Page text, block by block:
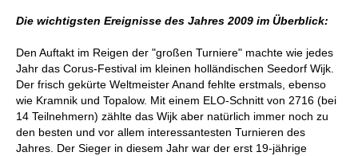
Die wichtigsten Ereignisse des Jahres 2009 im Überblick:
Den Auftakt im Reigen der "großen Turniere" machte wie jedes
Jahr das Corus-Festival im kleinen holländischen Seedorf Wijk.
Der frisch gekürte Weltmeister Anand fehlte erstmals, ebenso
wie Kramnik und Topalow. Mit einem ELO-Schnitt von 2716 (bei
14 Teilnehmern) zählte das Wijk aber natürlich immer noch zu
den besten und vor allem interessantesten Turnieren des
Jahres. Der Sieger in diesem Jahr war der erst 19-jährige